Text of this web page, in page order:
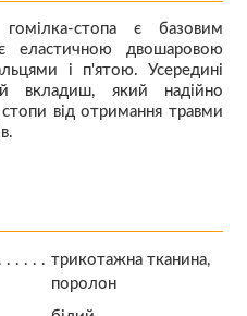
стопа є базовим
еластичною двошаровою
і п'ятою. Усередині
вкладиш, який надійно
від отримання травми
трикотажна тканина,
поролон